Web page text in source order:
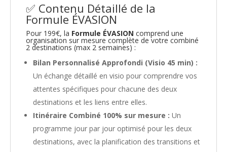
✅ Contenu Détaillé de la
Formule ÉVASION
Pour 199€, la Formule ÉVASION comprend une
organisation sur mesure complète de votre combiné
2 destinations (max 2 semaines) :
Bilan Personnalisé Approfondi (Visio 45 min) :
Un échange détaillé en visio pour comprendre vos
attentes spécifiques pour chacune des deux
destinations et les liens entre elles.
Itinéraire Combiné 100% sur mesure : Un
programme jour par jour optimisé pour les deux
destinations, avec la planification des transitions et